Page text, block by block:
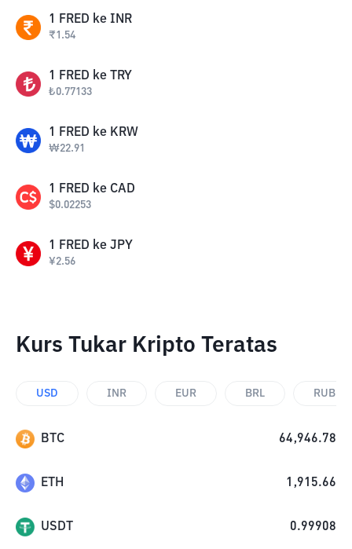
1 FRED ke INR
₹1.54
1 FRED ke TRY
₺0.77133
1 FRED ke KRW
₩22.91
1 FRED ke CAD
$0.02253
1 FRED ke JPY
¥2.56
Kurs Tukar Kripto Teratas
USD INR EUR BRL RUB
BTC 64,946.78
ETH 1,915.66
USDT 0.99908